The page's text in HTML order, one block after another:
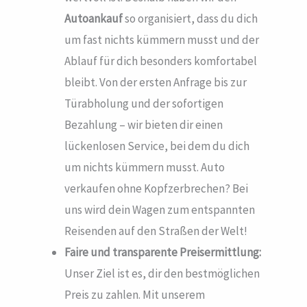
Autoankaufso organisiert, dass du dich
um fast nichts kümmern musst und der
Ablauf für dich besonders komfortabel
bleibt. Von der ersten Anfrage bis zur
Türabholung und der sofortigen
Bezahlung – wir bieten dir einen
lückenlosen Service, bei dem du dich
um nichts kümmern musst. Auto
verkaufen ohne Kopfzerbrechen? Bei
uns wird dein Wagen zum entspannten
Reisenden auf den Straßen der Welt!
Faire und transparente Preisermittlung:
Unser Ziel ist es, dir den bestmöglichen
Preis zu zahlen. Mit unserem